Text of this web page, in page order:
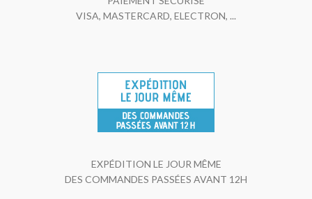
VISA, MASTERCARD, ELECTRON, ...
EXPÉDITION LE JOUR MÊME
DES COMMANDES PASSÉES AVANT 12H